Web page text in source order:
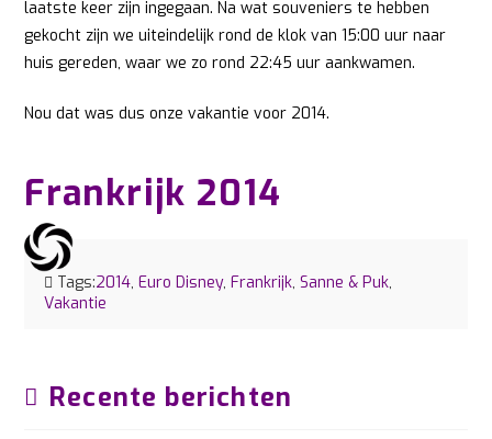
laatste keer zijn ingegaan. Na wat souveniers te hebben
gekocht zijn we uiteindelijk rond de klok van 15:00 uur naar
huis gereden, waar we zo rond 22:45 uur aankwamen.
Nou dat was dus onze vakantie voor 2014.
Frankrijk 2014
Tags:2014,Euro Disney,Frankrijk,Sanne & Puk,
Vakantie
Recente berichten